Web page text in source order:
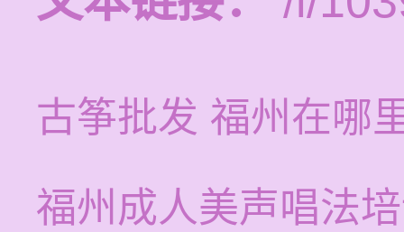
古筝批发 福州在哪
福州成人美声唱法